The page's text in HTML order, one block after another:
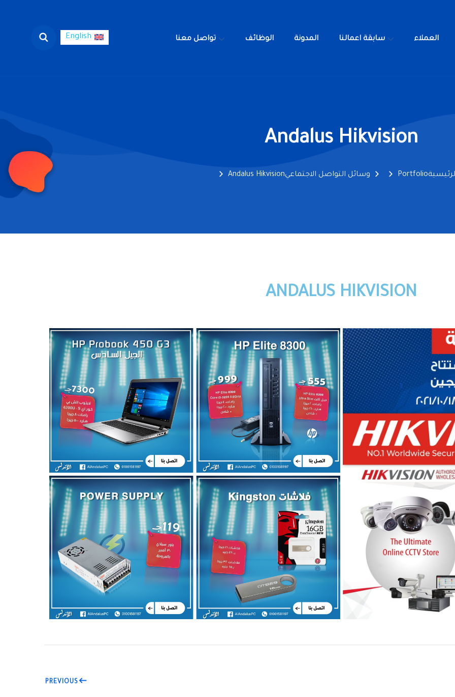
العملاء سابقة اعمالنا المدونة الوظائف تواصل معنا English
Andalus Hikvision
Portfolio وسائل التواصل الاجتماعيAndalus Hikvision
ANDALUS HIKVISION
PREVIOUS